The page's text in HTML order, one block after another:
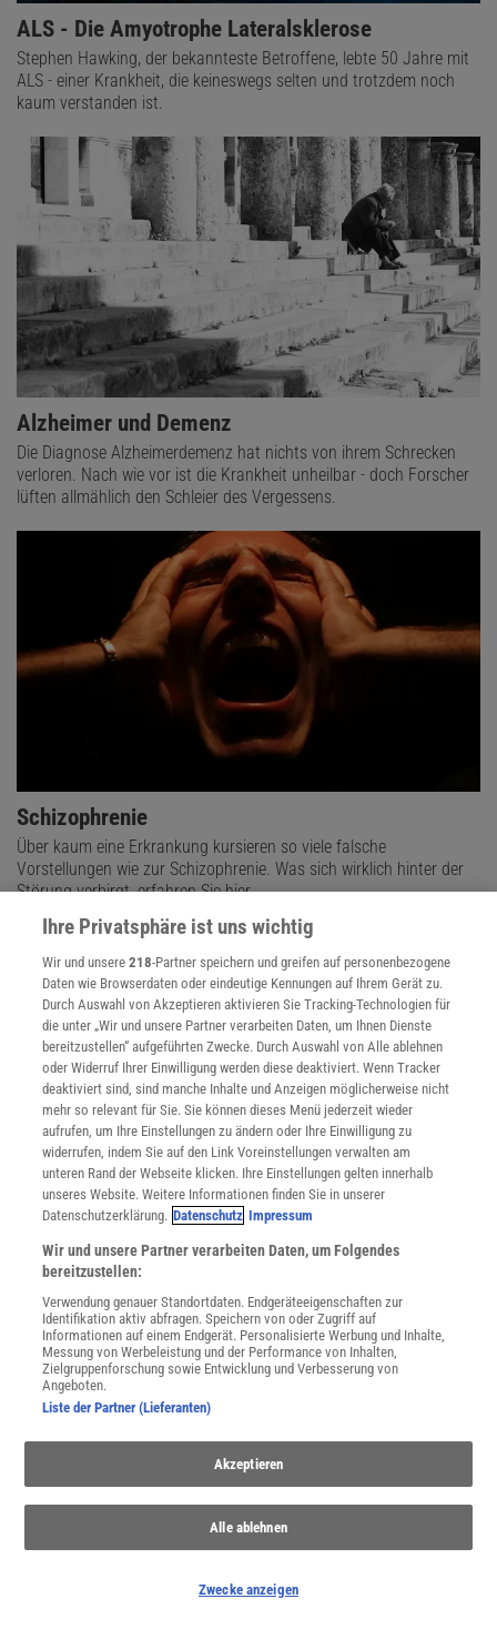
ALS - Die Amyotrophe Lateralsklerose
Stephen Hawking, der bekannteste Betroffene, lebte 50 Jahre mit
ALS - einer Krankheit, die keineswegs selten und trotzdem noch
kaum verstanden ist.
Alzheimer und Demenz
Die Diagnose Alzheimerdemenz hat nichts von ihrem Schrecken
verloren. Nach wie vor ist die Krankheit unheilbar - doch Forscher
lüften allmählich den Schleier des Vergessens.
Schizophrenie
Über kaum eine Erkrankung kursieren so viele falsche
Vorstellungen wie zur Schizophrenie. Was sich wirklich hinter der
Störung verbirgt, erfahren Sie hier.
SPONSORED
PARTNERINHALTE
Ihre Privatsphäre ist uns wichtig
Wir und unsere218-Partner speichern und greifen auf personenbezogene
Daten wie Browserdaten oder eindeutige Kennungen auf Ihrem Gerät zu.
Durch Auswahl von Akzeptieren aktivieren Sie Tracking-Technologien für
die unter „Wir und unsere Partner verarbeiten Daten, um Ihnen Dienste
bereitzustellen“ aufgeführten Zwecke. Durch Auswahl von Alle ablehnen
oder Widerruf Ihrer Einwilligung werden diese deaktiviert. Wenn Tracker
deaktiviert sind, sind manche Inhalte und Anzeigen möglicherweise nicht
mehr so relevant für Sie. Sie können dieses Menü jederzeit wieder
aufrufen, um Ihre Einstellungen zu ändern oder Ihre Einwilligung zu
widerrufen, indem Sie auf den Link Voreinstellungen verwalten am
unteren Rand der Webseite klicken. Ihre Einstellungen gelten innerhalb
unseres Website. Weitere Informationen finden Sie in unserer
Datenschutzerklärung. Datenschutz Impressum
Wir und unsere Partner verarbeiten Daten, um Folgendes
bereitzustellen:
Verwendung genauer Standortdaten. Endgeräteeigenschaften zur
Identifikation aktiv abfragen. Speichern von oder Zugriff auf
Informationen auf einem Endgerät. Personalisierte Werbung und Inhalte,
Messung von Werbeleistung und der Performance von Inhalten,
Zielgruppenforschung sowie Entwicklung und Verbesserung von
Angeboten.
Liste der Partner (Lieferanten)
Akzeptieren
Alle ablehnen
Zwecke anzeigen